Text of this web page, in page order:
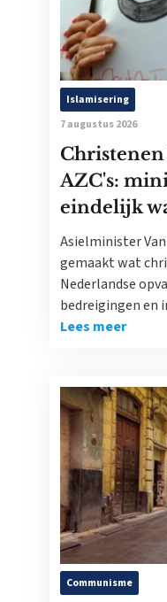
Islamisering
7 augustus 2026
AZC's:
eindelijk
Asielminister
gemaakt wat
Nederlandse
bedreigingen en
Lees meer
Communisme